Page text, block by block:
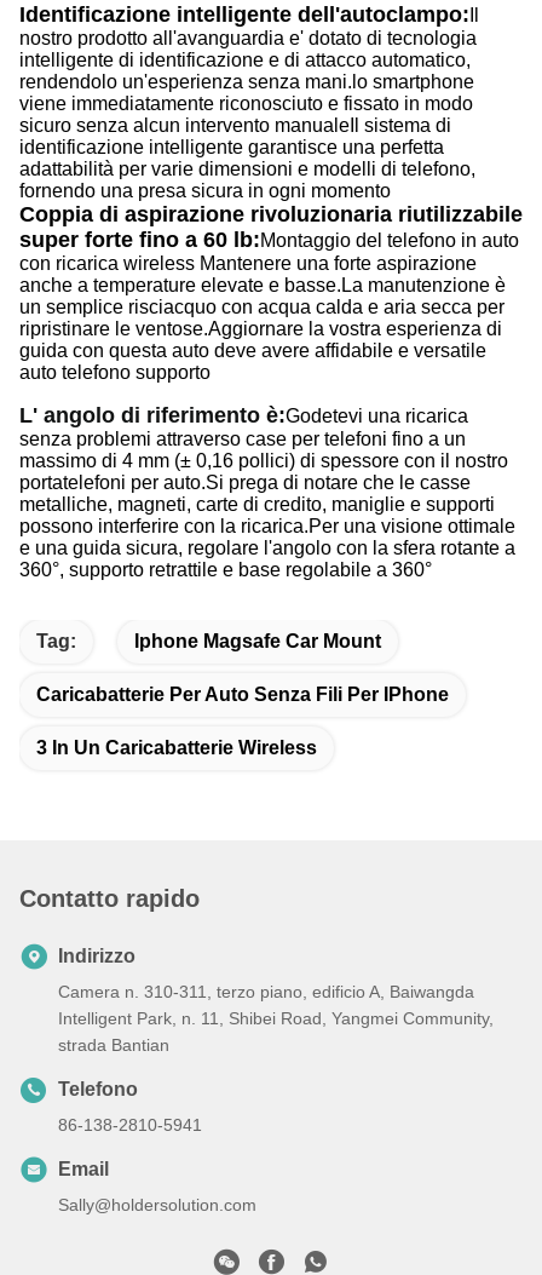
Identificazione intelligente dell'autoclampo:
nostro prodotto all'avanguardia e' dotato di tecnologia
intelligente di identificazione e di attacco automatico,
rendendolo un'esperienza senza mani.lo smartphone
viene immediatamente riconosciuto e fissato in modo
sicuro senza alcun intervento manualeIl sistema di
identificazione intelligente garantisce una perfetta
adattabilità per varie dimensioni e modelli di telefono,
fornendo una presa sicura in ogni momento
Coppia di aspirazione rivoluzionaria riutilizzabile
super forte fino a 60 lb:Montaggio del telefono in auto
con ricarica wireless Mantenere una forte aspirazione
anche a temperature elevate e basse. La manutenzione è
un semplice risciacquo con acqua calda e aria secca per
ripristinare le ventose.Aggiornare la vostra esperienza di
guida con questa auto deve avere affidabile e versatile
auto telefono supporto
L' angolo di riferimento è:Godetevi una ricarica
senza problemi attraverso case per telefoni fino a un
massimo di 4 mm (± 0,16 pollici) di spessore con il nostro
portatelefoni per auto.Si prega di notare che le casse
metalliche, magneti, carte di credito, maniglie e supporti
possono interferire con la ricarica.Per una visione ottimale
e una guida sicura, regolare l'angolo con la sfera rotante a
360°, supporto retrattile e base regolabile a 360°
Tag: Iphone Magsafe Car Mount
Caricabatterie Per Auto Senza Fili Per IPhone
3 In Un Caricabatterie Wireless
Contatto rapido
Indirizzo
Camera n. 310-311, terzo piano, edificio A, Baiwangda
Intelligent Park, n. 11, Shibei Road, Yangmei Community,
strada Bantian
Telefono
86-138-2810-5941
Email
Sally@holdersolution.com